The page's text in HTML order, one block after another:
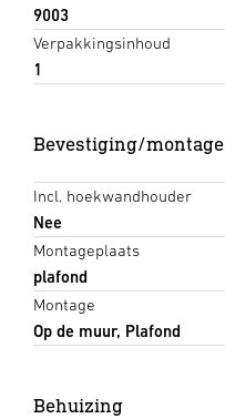
9003
Verpakkingsinhoud
1
Bevestiging/montage
Incl. hoekwandhouder
Nee
Montageplaats
plafond
Montage
Op de muur, Plafond
Behuizing